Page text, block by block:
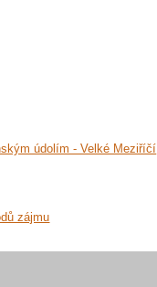
údolím - Velké Meziříčí
zájmu